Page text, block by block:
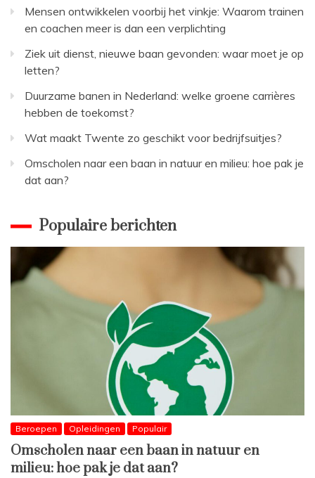
Mensen ontwikkelen voorbij het vinkje: Waarom trainen
en coachen meer is dan een verplichting
Ziek uit dienst, nieuwe baan gevonden: waar moet je op
letten?
Duurzame banen in Nederland: welke groene carrières
hebben de toekomst?
Wat maakt Twente zo geschikt voor bedrijfsuitjes?
Omscholen naar een baan in natuur en milieu: hoe pak je
dat aan?
Populaire berichten
Beroepen Opleidingen Populair
Omscholen naar een baan in natuur en
milieu: hoe pak je dat aan?